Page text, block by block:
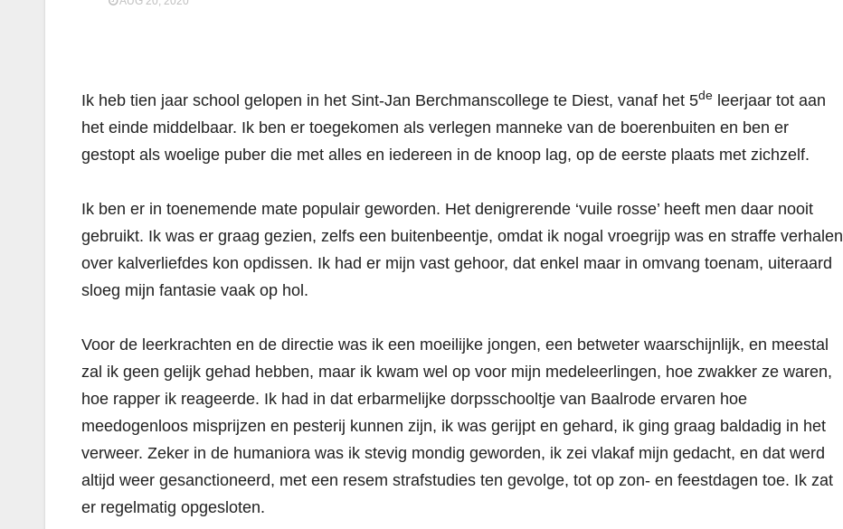
Ik heb tien jaar school gelopen in het Sint-Jan Berchmanscollege te Diest, vanaf het 5de leerjaar tot aan
het einde middelbaar. Ik ben er toegekomen als verlegen manneke van de boerenbuiten en ben er
gestopt als woelige puber die met alles en iedereen in de knoop lag, op de eerste plaats met zichzelf.
Ik ben er in toenemende mate populair geworden. Het denigrerende ‘vuile rosse’ heeft men daar nooit
gebruikt. Ik was er graag gezien, zelfs een buitenbeentje, omdat ik nogal vroegrijp was en straffe verhalen
over kalverliefdes kon opdissen. Ik had er mijn vast gehoor, dat enkel maar in omvang toenam, uiteraard
sloeg mijn fantasie vaak op hol.
Voor de leerkrachten en de directie was ik een moeilijke jongen, een betweter waarschijnlijk, en meestal
zal ik geen gelijk gehad hebben, maar ik kwam wel op voor mijn medeleerlingen, hoe zwakker ze waren,
hoe rapper ik reageerde. Ik had in dat erbarmelijke dorpsschooltje van Baalrode ervaren hoe
meedogenloos misprijzen en pesterij kunnen zijn, ik was gerijpt en gehard, ik ging graag baldadig in het
verweer. Zeker in de humaniora was ik stevig mondig geworden, ik zei vlakaf mijn gedacht, en dat werd
altijd weer gesanctioneerd, met een resem strafstudies ten gevolge, tot op zon- en feestdagen toe. Ik zat
er regelmatig opgesloten.